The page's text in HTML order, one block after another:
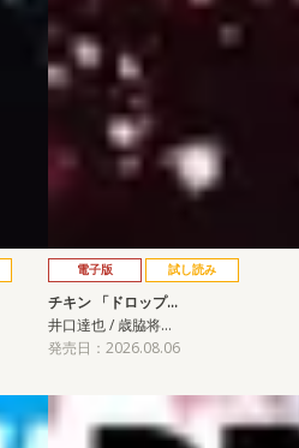
電子版 試し読み
チキン 「ドロップ…
井口達也 / 歳脇将…
発売日：2026.08.06